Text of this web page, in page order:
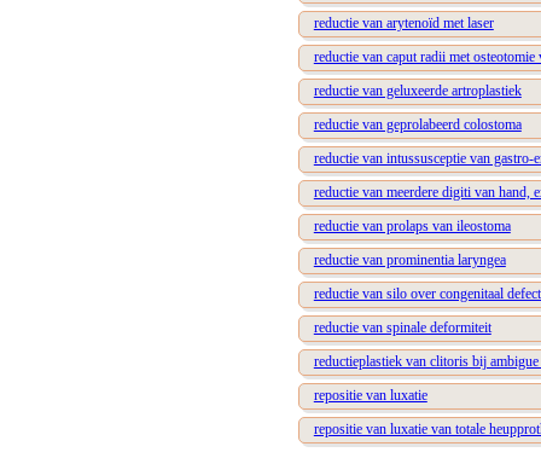
reductie van arytenoïd met laser
reductie van caput radii met osteotomie
reductie van geluxeerde artroplastiek
reductie van geprolabeerd colostoma
reductie van intussusceptie van
reductie van meerdere digiti van hand,
reductie van prolaps van ileostoma
reductie van prominentia laryngea
reductie van silo over congenitaal
reductie van spinale deformiteit
reductieplastiek van clitoris bij ambigue
repositie van luxatie
repositie van luxatie van totale